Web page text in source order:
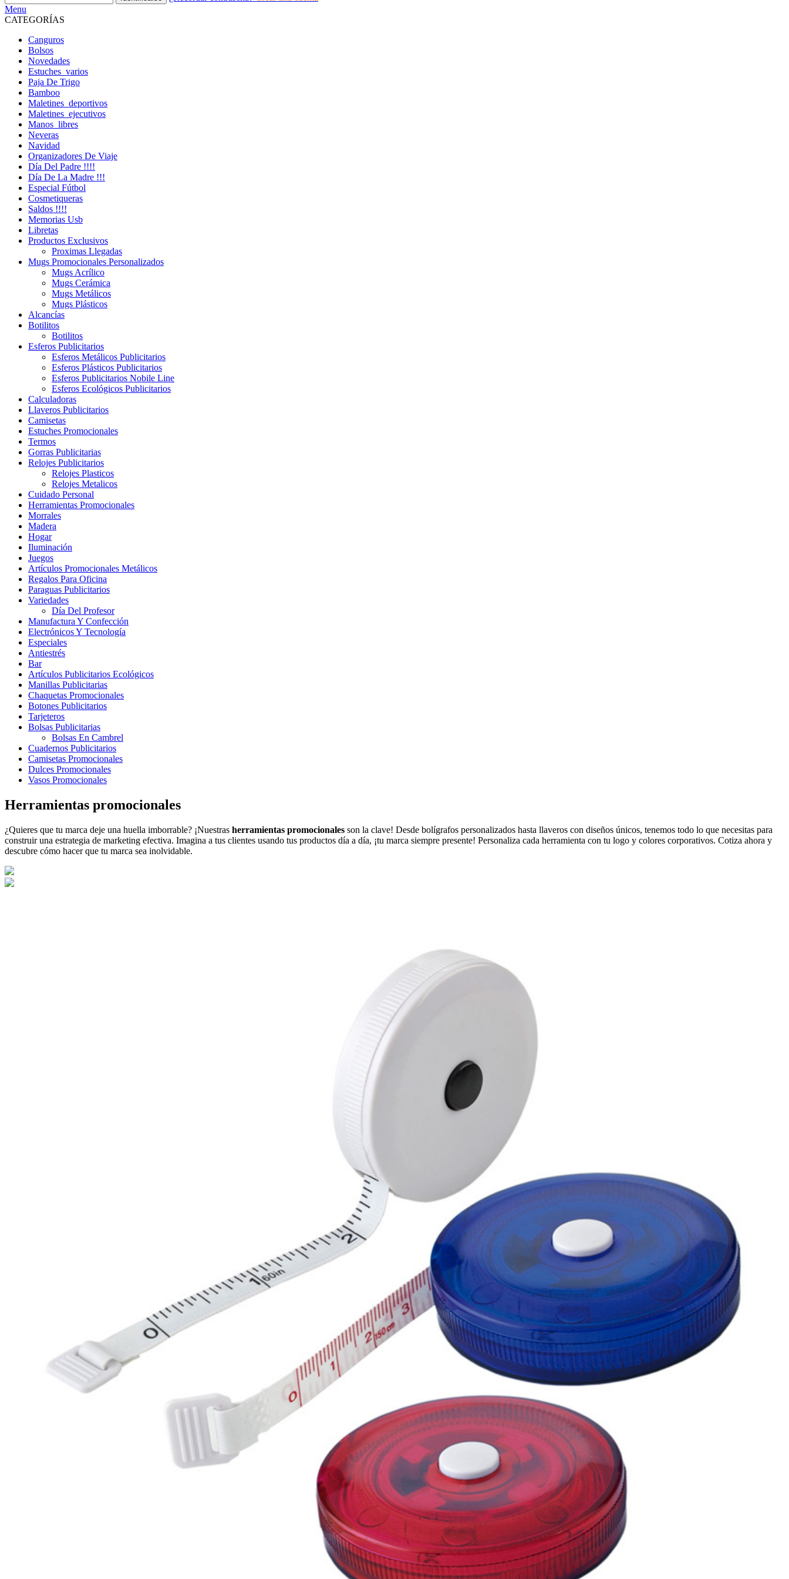
Menu
CATEGORÍAS
Canguros
Bolsos
Novedades
Estuches_varios
Paja De Trigo
Bamboo
Maletines_deportivos
Maletines_ejecutivos
Manos_libres
Neveras
Navidad
Organizadores De Viaje
Día Del Padre !!!!
Día De La Madre !!!
Especial Fútbol
Cosmetiqueras
Saldos !!!!
Memorias Usb
Libretas
Productos Exclusivos
Proximas Llegadas
Mugs Promocionales Personalizados
Mugs Acrílico
Mugs Cerámica
Mugs Metálicos
Mugs Plásticos
Alcancías
Botilitos
Botilitos
Esferos Publicitarios
Esferos Metálicos Publicitarios
Esferos Plásticos Publicitarios
Esferos Publicitarios Nobile Line
Esferos Ecológicos Publicitarios
Calculadoras
Llaveros Publicitarios
Camisetas
Estuches Promocionales
Termos
Gorras Publicitarias
Relojes Publicitarios
Relojes Plasticos
Relojes Metalicos
Cuidado Personal
Herramientas Promocionales
Morrales
Madera
Hogar
Iluminación
Juegos
Artículos Promocionales Metálicos
Regalos Para Oficina
Paraguas Publicitarios
Variedades
Día Del Profesor
Manufactura Y Confección
Electrónicos Y Tecnología
Especiales
Antiestrés
Bar
Artículos Publicitarios Ecológicos
Manillas Publicitarias
Chaquetas Promocionales
Botones Publicitarios
Tarjeteros
Bolsas Publicitarias
Bolsas En Cambrel
Cuadernos Publicitarios
Camisetas Promocionales
Dulces Promocionales
Vasos Promocionales
Herramientas promocionales
¿Quieres que tu marca deje una huella imborrable? ¡Nuestras herramientas promocionales son la clave! Desde bolígrafos personalizados hasta llaveros con diseños únicos, tenemos todo lo que necesitas para
construir una estrategia de marketing efectiva. Imagina a tus clientes usando tus productos día a día, ¡tu marca siempre presente! Personaliza cada herramienta con tu logo y colores corporativos. Cotiza ahora y
descubre cómo hacer que tu marca sea inolvidable.